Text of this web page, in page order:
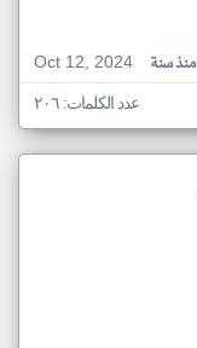
Oct 12, 2024
منذ سنة
عدد الكلمات: ٢٠٦